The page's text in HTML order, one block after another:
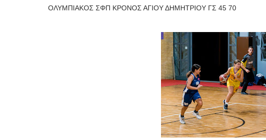
ΟΛΥΜΠΙΑΚΟΣ ΣΦΠ ΚΡΟΝΟΣ ΑΓΙΟΥ ΔΗΜΗΤΡΙΟΥ ΓΣ 45 70